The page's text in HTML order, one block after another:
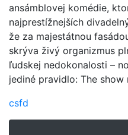
ansámblovej komédie,
najprestížnejších
že za majestátnou
skrýva živý organizmus
ľudskej nedokonalosti –
jediné pravidlo: The show
csfd